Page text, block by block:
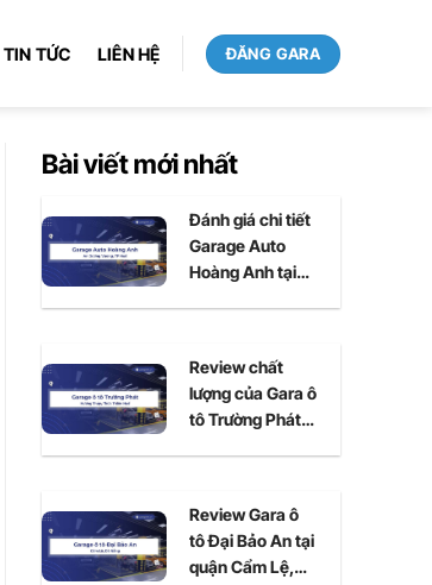
TIN TỨC LIÊN HỆ ĐĂNG GARA
Bài viết mới nhất
Đánh giá chi tiết
Garage Auto
Hoàng Anh tại
Review chất
lượng của Gara ô
tô Trường Phát
Review Gara ô
tô Đại Bảo An tại
quận Cẩm Lệ,